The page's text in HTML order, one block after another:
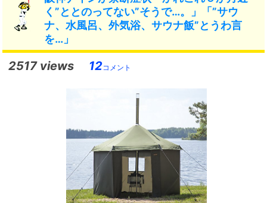
く”ととのってない”そうで…。」「”サウ
ナ、水風呂、外気浴、サウナ飯”とうわ言
を…」
2517 views 12コメント